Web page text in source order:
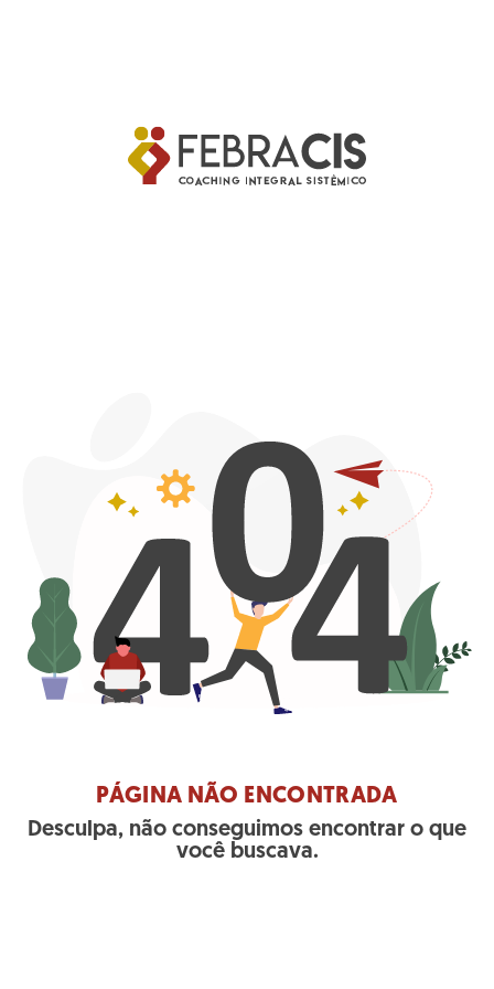
PÁGINA NÃO ENCONTRADA
Desculpa, não conseguimos encontrar o que
você buscava.